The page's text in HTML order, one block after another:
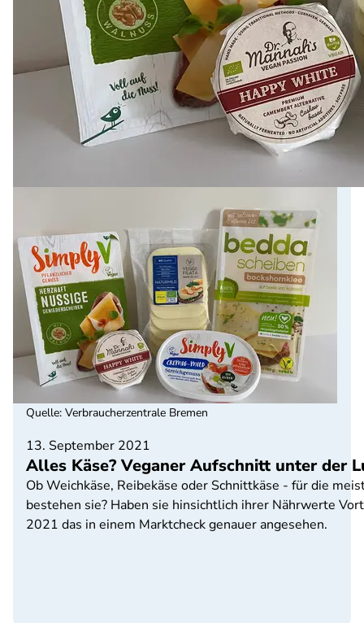
13. September 2021
Alles Käse? Veganer Aufschnitt unter der
Ob Weichkäse, Reibekäse oder Schnittkäse - für die
bestehen sie? Haben sie hinsichtlich ihrer Nährwerte
2021 das in einem Marktcheck genauer angesehen.
Quelle: Verbraucherzentrale Bremen